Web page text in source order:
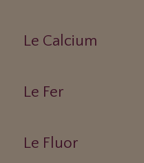
Le Calcium
Le Fer
Le Fluor